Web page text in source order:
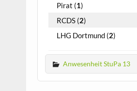
Pirat (1)
RCDS (2)
LHG Dortmund (2)
Anwesenheit StuPa 13